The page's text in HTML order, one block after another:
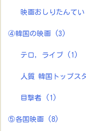
映画おしりたんて
④韓国の映画 (3)
テロ，ライブ (1)
人質 韓国トップス
目撃者 (1)
⑤各国映画 (8)